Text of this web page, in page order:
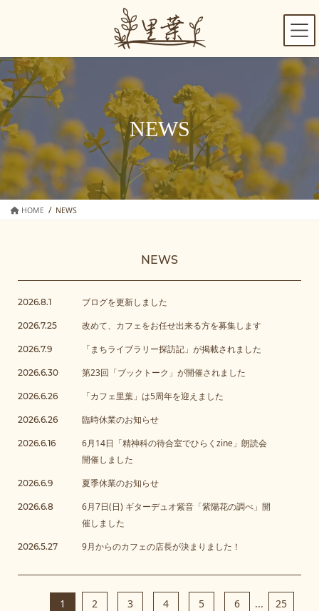
ン
ツ
へ
ス
キ
ッ
プ
ー
シ
ョ
ン
に
移
動
NEWS
HOME NEWS
NEWS
2026.8.1 ブログを更新しました
2026.7.25 改めて、カフェをお任せ出来る方を募集します
2026.7.9 「まちライブラリー探訪記」が掲載されました
2026.6.30 第23回「ブックトーク」が開催されました
2026.6.26 「カフェ里葉」は5周年を迎えました
2026.6.26 臨時休業のお知らせ
2026.6.16
6月14日「精神科の待合室でひらくzine」朗読会
開催しました
2026.6.9 夏季休業のお知らせ
2026.6.8
6月7日(日) ギターデュオ紫音「紫陽花の調べ」開
催しました
2026.5.27 9月からのカフェの店長が決まりました！
1 2 3 4 5 6 ... 25